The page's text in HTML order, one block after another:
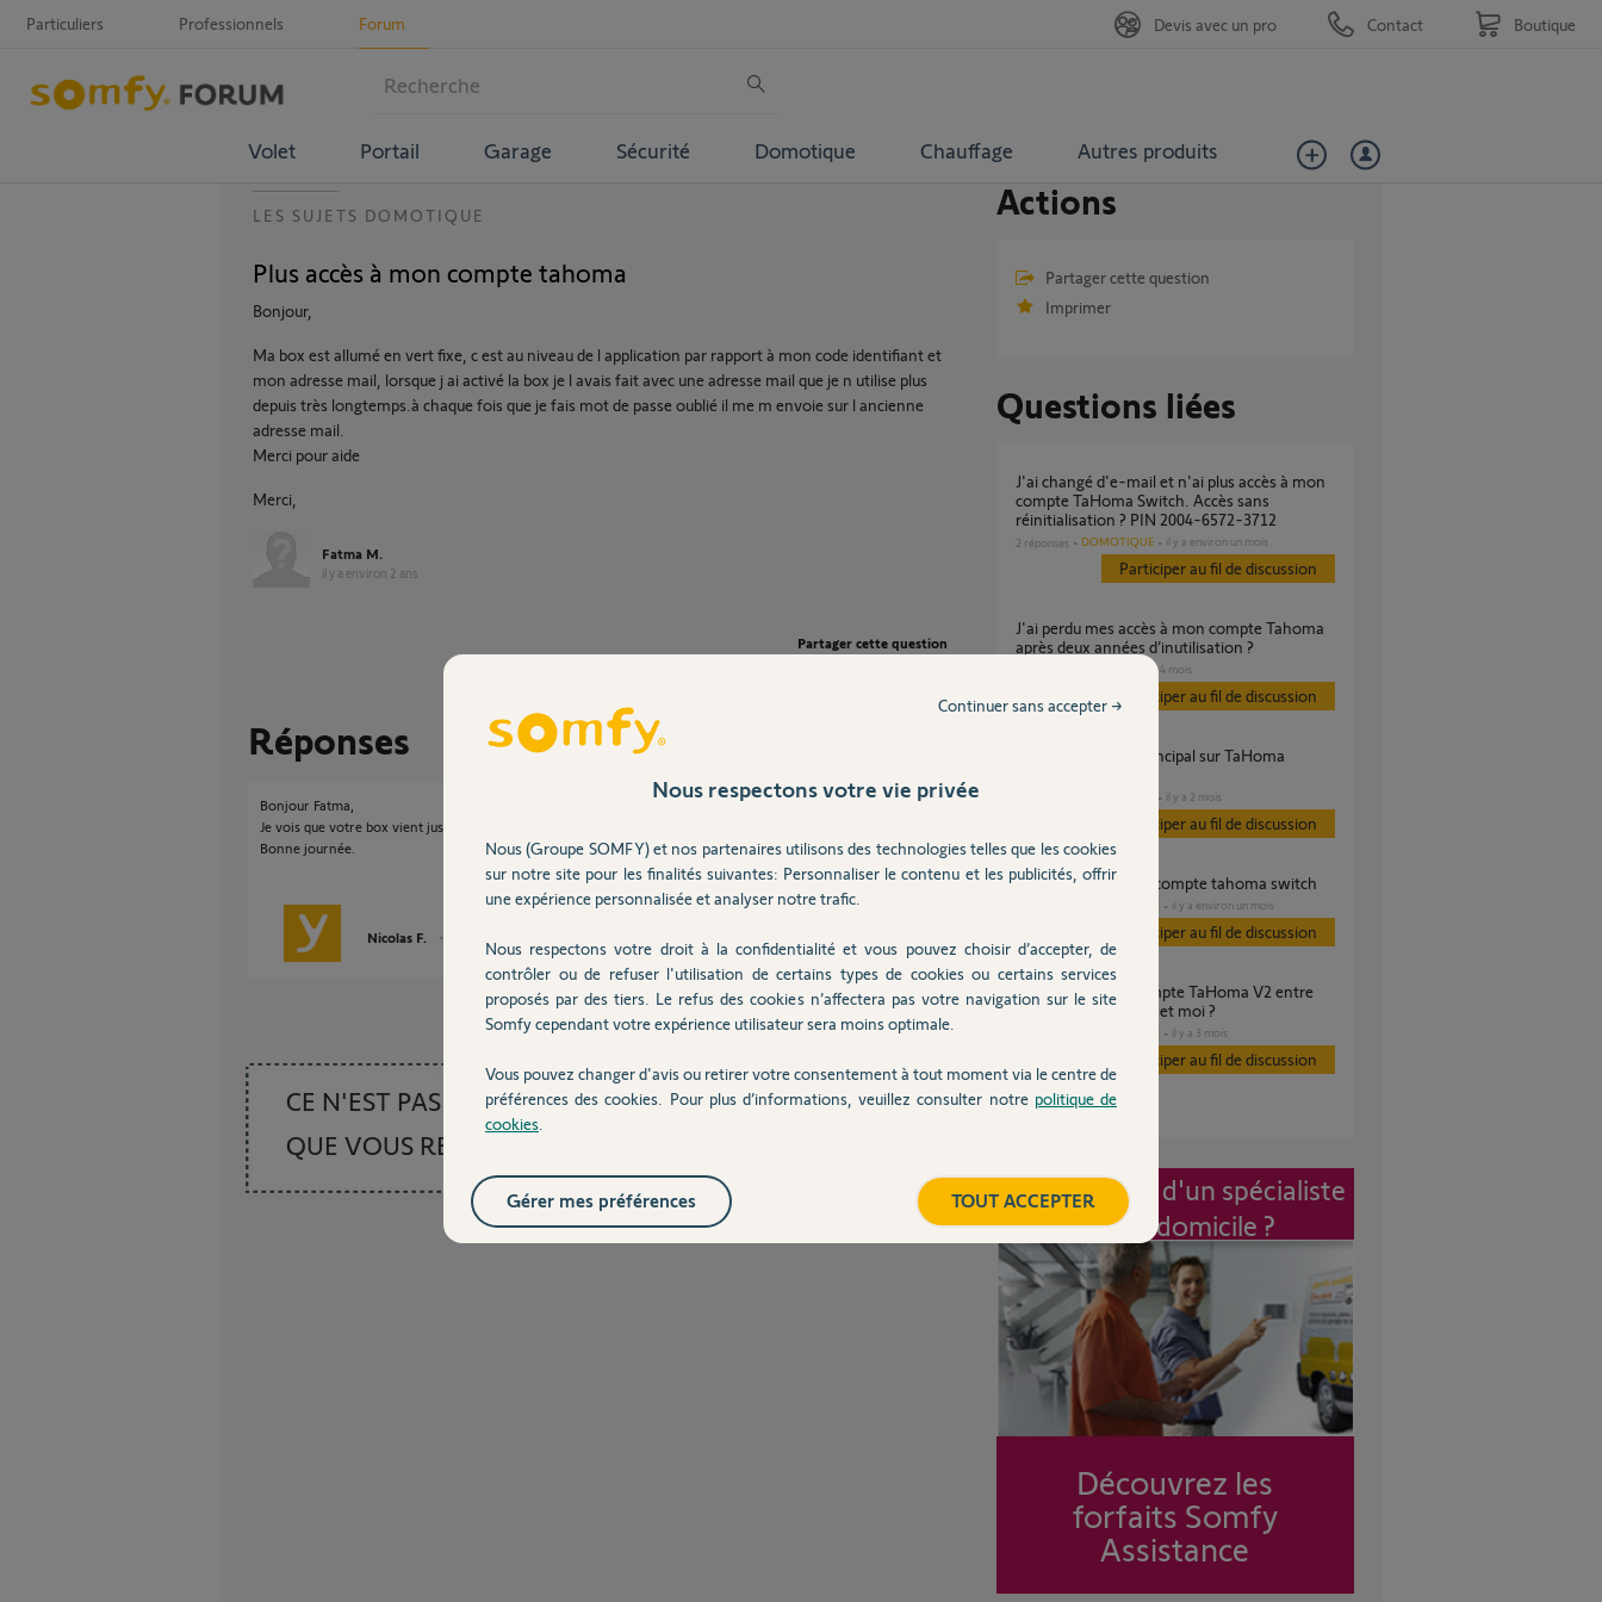
Particuliers Professionnels Forum
Volet Portail Garage Sécurité Domotique Chauffage Autres produits
Devis avec un pro Contact Boutique
LES SUJETS DOMOTIQUE
Plus accès à mon compte tahoma
Bonjour,
Ma box est allumé en vert fixe, c est au niveau de l application par rapport à mon code identifiant et
mon adresse mail, lorsque j ai activé la box je l avais fait avec une adresse mail que je n utilise plus
depuis très longtemps.à chaque fois que je fais mot de passe oublié il me m envoie sur l ancienne
adresse mail.
Merci pour aide
Merci,
Fatma M.
il y a environ 2 ans
Partager cette question
Réponses
Bonjour Fatma,
Je vois que votre box vient juste d'etre réactivé.
Bonne journée.
Nicolas F.
CE N'EST PAS CE
QUE VOUS RECHERCHEZ
Actions
Partager cette question
Imprimer
Questions liées
J'ai changé d'e-mail et n'ai plus accès à mon
compte TaHoma Switch. Accès sans
réinitialisation ? PIN 2004-6572-3712
2 réponses DOMOTIQUE il y a environ un mois
Participer au fil de discussion
J'ai perdu mes accès à mon compte Tahoma
après deux années d’inutilisation ?
il y a 4 mois
Participer au fil de discussion
il y a 2 mois
Participer au fil de discussion
Suppression ancien compte tahoma switch
DOMOTIQUE il y a environ un mois
Participer au fil de discussion
Changement de compte TaHoma V2 entre
l'ancien propriétaire et moi ?
DOMOTIQUE il y a 3 mois
Participer au fil de discussion
Intervention d'un spécialiste
à mon domicile ?
Découvrez les
forfaits Somfy
Assistance
Nous respectons votre vie privée
Nous (Groupe SOMFY) et nos partenaires utilisons des technologies telles que les cookies
sur notre site pour les finalités suivantes: Personnaliser le contenu et les publicités, offrir
une expérience personnalisée et analyser notre trafic.
Nous respectons votre droit à la confidentialité et vous pouvez choisir d’accepter, de
contrôler ou de refuser l'utilisation de certains types de cookies ou certains services
proposés par des tiers. Le refus des cookies n’affectera pas votre navigation sur le site
Somfy cependant votre expérience utilisateur sera moins optimale.
Vous pouvez changer d'avis ou retirer votre consentement à tout moment via le centre de
préférences des cookies. Pour plus d’informations, veuillez consulter notre politique de
cookies
Continuer sans accepter →
TOUT ACCEPTER
Gérer mes préférences